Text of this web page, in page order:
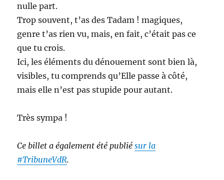
nulle part.
Trop souvent, t’as des Tadam ! magiques,
genre t’as rien vu, mais, en fait, c’était pas ce
que tu crois.
Ici, les éléments du dénouement sont bien là,
visibles, tu comprends qu’Elle passe à côté,
mais elle n’est pas stupide pour autant.
Très sympa !
Ce billet a également été publiésur la
#TribuneVdR.